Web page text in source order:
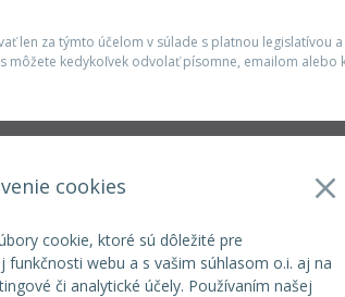
cookies
cookie, ktoré sú dôležité pre
funkčnosti webu a s vašim súhlasom o.i. aj na
či analytické účely. Používaním našej
len za týmto účelom v súlade s platnou legislatívou
môžete kedykoľvek odvolať písomne, emailom
+421 37 6586 731
+421 907 982 328